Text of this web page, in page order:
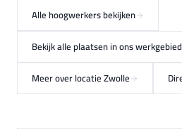
Alle hoogwerkers bekijken
Bekijk alle plaatsen in ons werkgebied
Meer over locatie Zwolle